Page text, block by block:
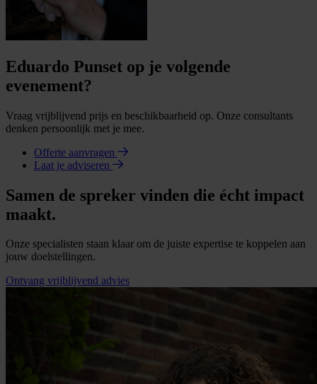
Eduardo Punset op je volgende
evenement?
Vraag vrijblijvend prijs en beschikbaarheid op. Onze consultants
denken persoonlijk met je mee.
Offerte aanvragen
Laat je adviseren
Samen de spreker vinden die écht impact
maakt.
Onze specialisten staan klaar om de juiste expertise te koppelen aan
jouw doelstellingen.
Ontvang vrijblijvend advies